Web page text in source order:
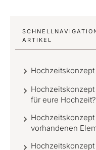
ARTIKEL
für eure Hochzeit?
vorhandenen